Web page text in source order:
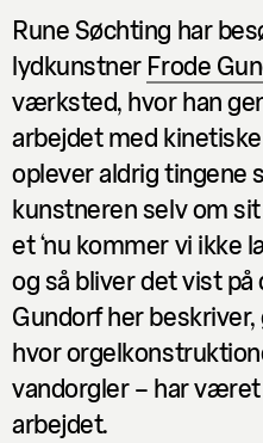
Rune Søchting har
lydkunstner Frode
værksted, hvor han
arbejdet med
oplever aldrig
kunstneren selv om
et ‘nu kommer vi ikke
og så bliver det vist
Gundorf her beskriver,
hvor
vandorgler – har
arbejdet.